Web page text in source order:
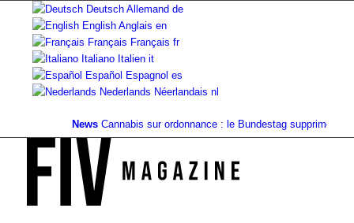
Deutsch Allemand de
English Anglais en
Français Français fr
Italiano Italien it
Español Espagnol es
Nederlands Néerlandais nl
News Cannabis sur ordonnance : le Bundestag supprime...